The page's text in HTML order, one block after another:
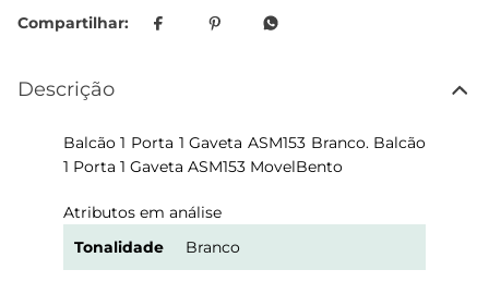
Descrição
Balcão 1 Porta 1 Gaveta ASM153 Branco. Balcão
1 Porta 1 Gaveta ASM153 MovelBento
Atributos em análise
Tonalidade
Branco